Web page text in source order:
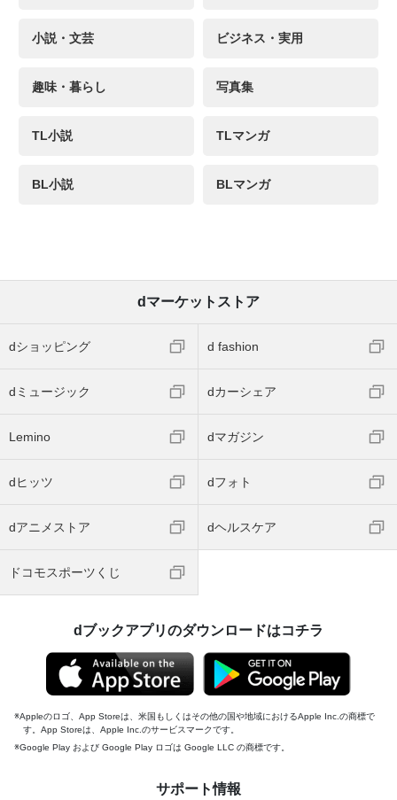
小説・文芸 ビジネス・実用
趣味・暮らし 写真集
TL小説 TLマンガ
BL小説 BLマンガ
dマーケットストア
dショッピング d fashion
dミュージック dカーシェア
Lemino dマガジン
dヒッツ dフォト
dアニメストア dヘルスケア
ドコモスポーツくじ
dブックアプリのダウンロードはコチラ
Appleのロゴ、App Storeは、米国もしくはその他の国や地域におけるApple Inc.の商標で
す。App Storeは、Apple Inc.のサービスマークです。
Google Play および Google Play ロゴは Google LLC の商標です。
サポート情報